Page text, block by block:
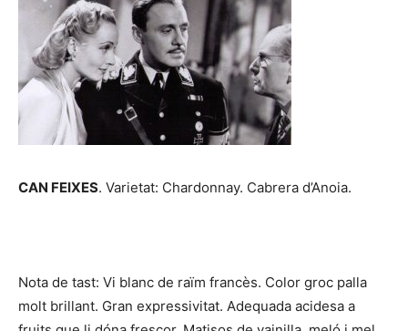
CAN FEIXES. Varietat: Chardonnay. Cabrera d’Anoia.
Nota de tast: Vi blanc de raïm francès. Color groc palla
molt brillant. Gran expressivitat. Adequada acidesa a